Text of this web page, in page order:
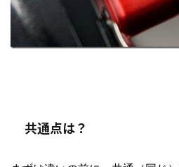
共通点は？